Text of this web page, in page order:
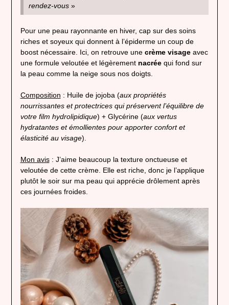
rendez-vous»
Pour une peau rayonnante en hiver, cap sur des soins
riches et soyeux qui donnent à l’épiderme un coup de
boost nécessaire. Ici, on retrouve une crème visageavec
une formule veloutée et légèrement nacréequi fond sur
la peau comme la neige sous nos doigts.
Composition : Huile de jojoba (aux propriétés
nourrissantes et protectrices qui préservent l’équilibre de
votre film hydrolipidique) + Glycérine (aux vertus
hydratantes et émollientes pour apporter confort et
élasticité au visage).
Mon avis: J’aime beaucoup la texture onctueuse et
veloutée de cette crème. Elle est riche, donc je l’applique
plutôt le soir sur ma peau qui apprécie drôlement après
ces journées froides.